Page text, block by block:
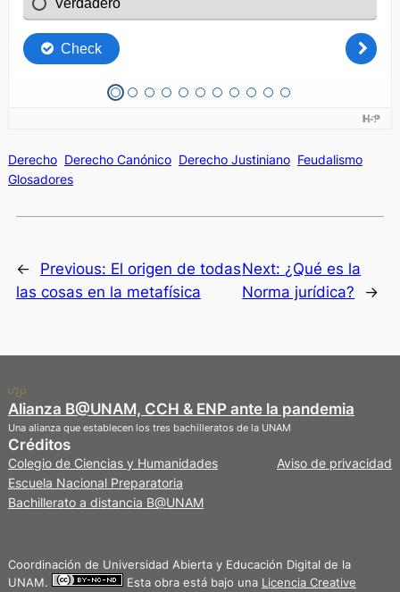
Derecho Derecho Canónico Derecho Justiniano Feudalismo
Glosadores
← Previous: El origen de todas
las cosas en la metafísica
Next: ¿Qué es la
Norma jurídica?
→
Alianza B@UNAM, CCH & ENP ante la pandemia
Una alianza que establecen los tres bachilleratos de la UNAM
Créditos
Colegio de Ciencias y Humanidades
Escuela Nacional Preparatoria
Bachillerato a distancia B@UNAM
Aviso de privacidad
Coordinación de Universidad Abierta y Educación Digital de la
UNAM.
Esta obra está bajo una Licencia Creative